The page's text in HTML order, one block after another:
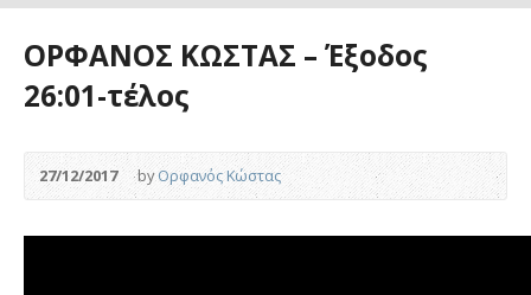
ΟΡΦΑΝΟΣ ΚΩΣΤΑΣ – Έξοδος
26:01-τέλος
27/12/2017 byΟρφανός Κώστας